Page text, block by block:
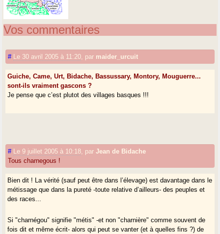
Vos commentaires
# Le 30 avril 2005 à 11:20 par maider_urcuit
Guiche, Came, Urt, Bidache, Bassussary, Montory, Mouguerre...
sont-ils vraiment gascons ?
Je pense que c’est plutot des villages basques !!!
# Le 9 juillet 2005 à 10:18 parJean de Bidache
Tous charnegous !
Bien dit ! La vérité (sauf peut être dans l’élevage) est davantage dans le
métissage que dans la pureté -toute relative d’ailleurs- des peuples et
des races...
Si "charnégou" signifie "métis" -et non "charnière" comme souvent de
fois dit et même écrit- alors qui peut se vanter (et à quelles fins ?) de